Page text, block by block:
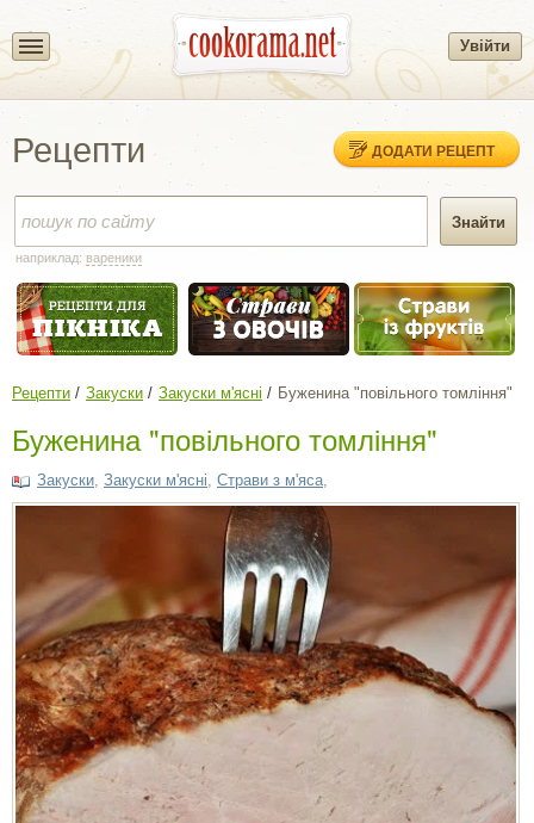
Увійти
Рецепти ДОДАТИ РЕЦЕПТ
наприклад: вареники
Рецепти Закуски Закуски м'ясні Буженина "повільного томління"
Буженина "повільного томління"
Закуски Закуски м'ясні Страви з м'яса